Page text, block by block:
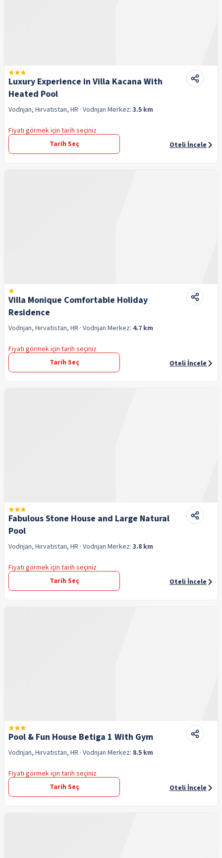
Luxury Experience in Villa Kacana With
Heated Pool
Vodnjan, Hırvatistan, HR · Vodnjan Merkez: 3.5 km
Fiyatı görmek için tarih seçiniz
Tarih Seç
Oteli İncele
Villa Monique Comfortable Holiday
Residence
Vodnjan, Hırvatistan, HR · Vodnjan Merkez: 4.7 km
Fiyatı görmek için tarih seçiniz
Tarih Seç
Oteli İncele
Fabulous Stone House and Large Natural
Pool
Vodnjan, Hırvatistan, HR · Vodnjan Merkez: 3.8 km
Fiyatı görmek için tarih seçiniz
Tarih Seç
Oteli İncele
Pool & Fun House Betiga 1 With Gym
Vodnjan, Hırvatistan, HR · Vodnjan Merkez: 8.5 km
Fiyatı görmek için tarih seçiniz
Tarih Seç
Oteli İncele